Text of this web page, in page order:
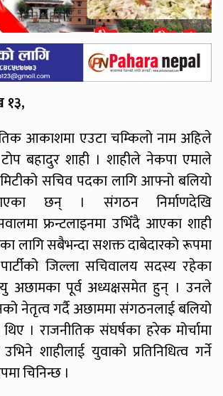
१३,
आकाशमा एउटा चम्किलो नाम अहिले
बहादुर शाही । शाहीले नेकपा एमाले
सचिव पदका लागि आफ्नो बलियो
छन् । संगठन निर्माणदेखि
फ्रन्टलाइनमा उभिँदै आएका शाही
लागि सबैभन्दा सशक्त दाबेदारको रूपमा
जिल्ला सचिवालय सदस्य रहेका
अछामका पूर्व अध्यक्षसमेत हुन् । उनले
नेतृत्व गर्दै अछाममा संगठनलाई बलियो
। राजनीतिक संघर्षका हरेक मोर्चामा
शाहीलाई युवाको प्रतिनिधित्व गर्ने
चिनिन्छ ।